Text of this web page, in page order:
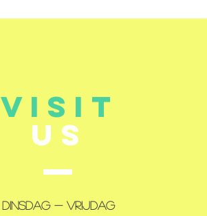
VISIT
US
Dinsdag - Vrijdag